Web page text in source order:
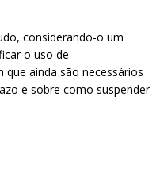
considerando-o um
o uso de
ainda são necessários
e sobre como suspender